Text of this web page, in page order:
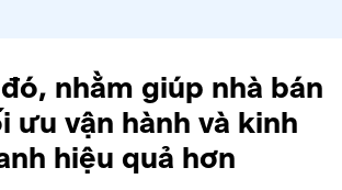
nhằm giúp nhà bán
ưu vận hành và kinh
hiệu quả hơn